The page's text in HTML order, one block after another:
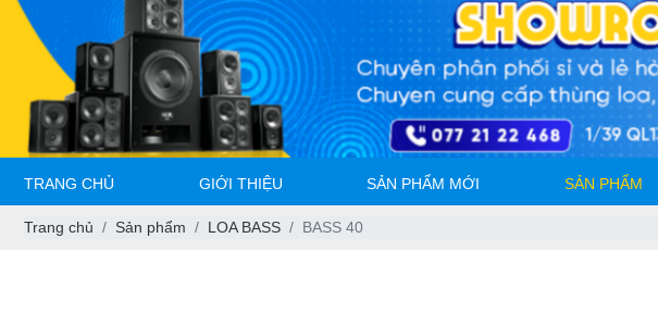
TRANG CHỦ GIỚI THIỆU SẢN PHẨM MỚI SẢN PHẨM
Trang chủ Sản phẩm LOA BASS BASS 40